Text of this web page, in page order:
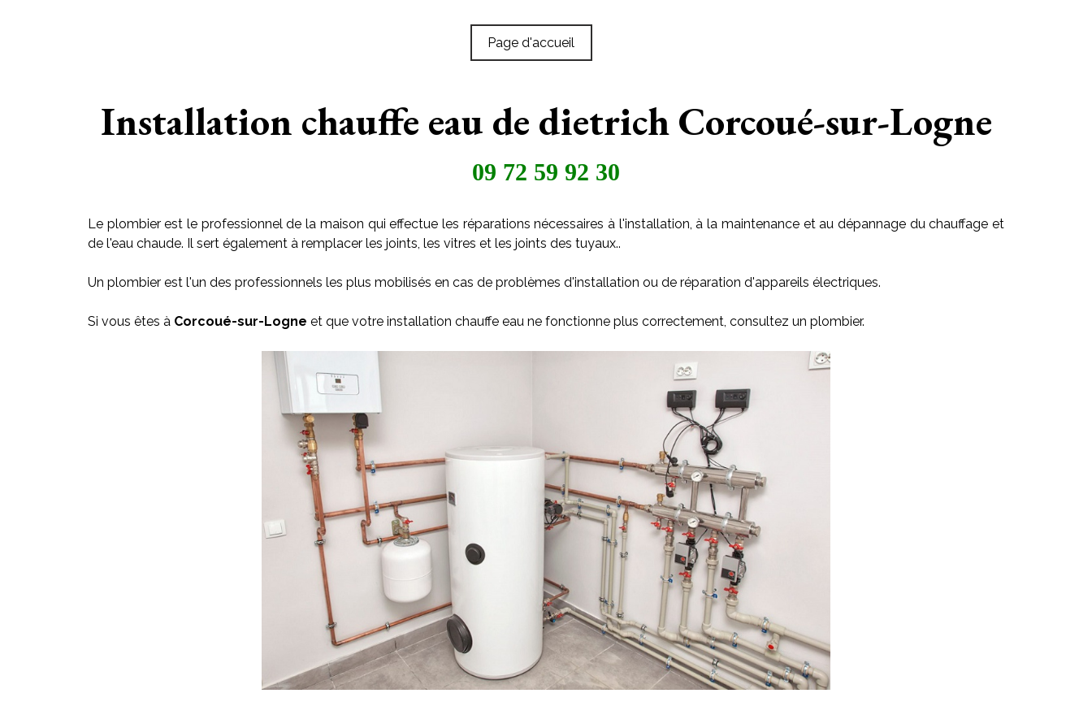
Page d'accueil
Installation chauffe eau de dietrich Corcoué-sur-Logne
09 72 59 92 30
Le plombier est le professionnel de la maison qui effectue les réparations nécessaires à l'installation, à la maintenance et au dépannage du chauffage et
de l'eau chaude. Il sert également à remplacer les joints, les vitres et les joints des tuyaux..
Un plombier est l'un des professionnels les plus mobilisés en cas de problèmes d'installation ou de réparation d'appareils électriques.
Si vous êtes à Corcoué-sur-Logne et que votre installation chauffe eau ne fonctionne plus correctement, consultez un plombier.